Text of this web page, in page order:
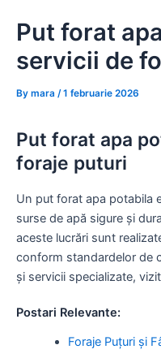
Put forat
servicii de
By mara /1 februarie 2026
Put forat apa
foraje puturi
Un put forat apa potabila
surse de apă sigure și
aceste lucrări sunt
conform standardelor de
și servicii specializate,
Postari Relevante:
Foraje Puțuri și